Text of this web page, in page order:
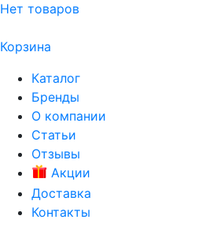
Нет товаров
Корзина
Каталог
Бренды
О компании
Статьи
Отзывы
Акции
Доставка
Контакты